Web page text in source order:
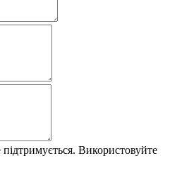
Використовуйте